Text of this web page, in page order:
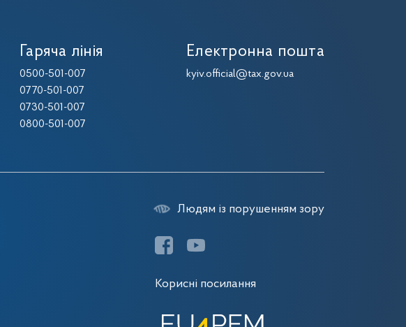
Гаряча лінія
0500-501-007
0770-501-007
0730-501-007
0800-501-007
Електронна пошта
kyiv.official@tax.gov.ua
Людям із порушенням зору
Корисні посилання